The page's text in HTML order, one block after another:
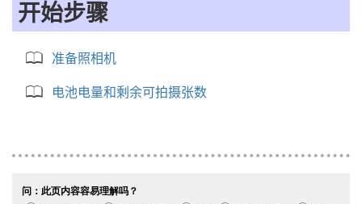
开始步骤
准备照相机
电池电量和剩余可拍摄张数